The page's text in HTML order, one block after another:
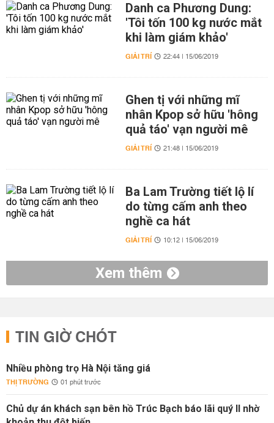
Danh ca Phương Dung:
'Tôi tốn 100 kg nước mắt
khi làm giám khảo'
GIẢI TRÍ 22:44 | 15/06/2019
Ghen tị với những mĩ
nhân Kpop sở hữu 'hông
quả táo' vạn người mê
GIẢI TRÍ 21:48 | 15/06/2019
Ba Lam Trường tiết lộ lí
do từng cấm anh theo
nghề ca hát
GIẢI TRÍ 10:12 | 15/06/2019
Xem thêm
TIN GIỜ CHÓT
Nhiều phòng trọ Hà Nội tăng giá
THỊ TRƯỜNG 01 phút trước
Chủ dự án khách sạn bên hồ Trúc Bạch báo lãi quý II nhờ